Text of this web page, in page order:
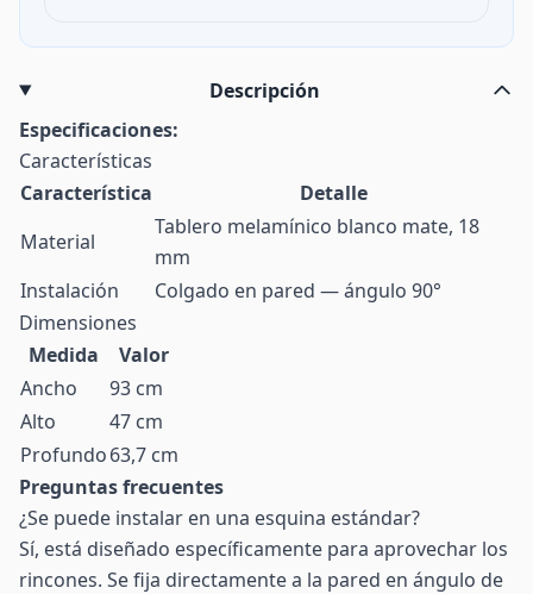
Descripción
Especificaciones:
Características
Característica
Detalle
Material
Tablero melamínico blanco mate, 18
mm
Instalación
Colgado en pared — ángulo 90°
Dimensiones
Medida
Valor
Ancho
93 cm
Alto
47 cm
Profundo63,7 cm
Preguntas frecuentes
¿Se puede instalar en una esquina estándar?
Sí, está diseñado específicamente para aprovechar los
rincones. Se fija directamente a la pared en ángulo de